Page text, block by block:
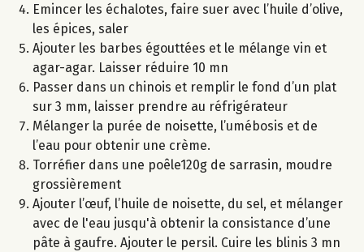
Emincer les échalotes, faire suer avec l’huile d’olive,
les épices, saler
Ajouter les barbes égouttées et le mélange vin et
agar-agar. Laisser réduire 10 mn
Passer dans un chinois et remplir le fond d’un plat
sur 3 mm, laisser prendre au réfrigérateur
Mélanger la purée de noisette, l’umébosis et de
l’eau pour obtenir une crème.
Torréfier dans une poêle120g de sarrasin, moudre
grossièrement
Ajouter l’œuf, l’huile de noisette, du sel, et mélanger
avec de l'eau jusqu'à obtenir la consistance d’une
pâte à gaufre. Ajouter le persil. Cuire les blinis 3 mn